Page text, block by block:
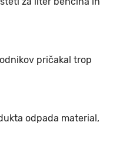
pričakal trop
odpada material,